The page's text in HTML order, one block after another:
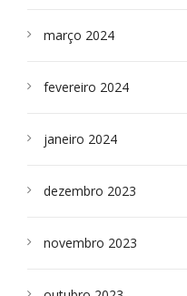
março 2024
fevereiro 2024
janeiro 2024
dezembro 2023
novembro 2023